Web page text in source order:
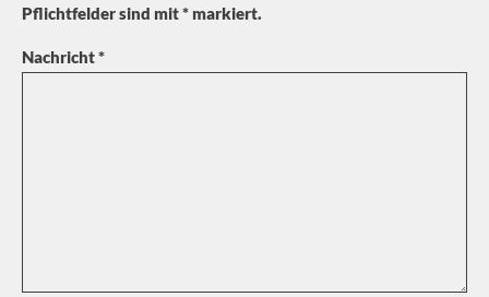
Pflichtfelder sind mit* markiert.
Nachricht*